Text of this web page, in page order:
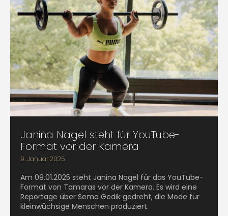
Janina Nagel steht für YouTube-
Format vor der Kamera
9. Januar 2025
Am 09.01.2025 steht Janina Nagel für das YouTube-
Format von Tamaras vor der Kamera. Es wird eine
Reportage über Sema Gedik gedreht, die Mode für
kleinwüchsige Menschen produziert.